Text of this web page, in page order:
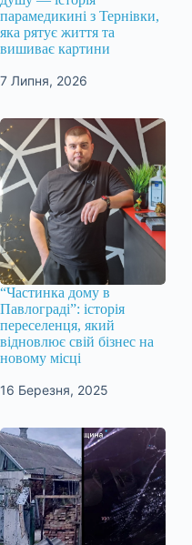
парамедикині з Тернівки,
яка рятує життя та
вишиває картини
7 Липня, 2026
“Частинка дому в
Павлограді”: історія
переселенця, який
відновлює свій бізнес на
новому місці
16 Березня, 2025